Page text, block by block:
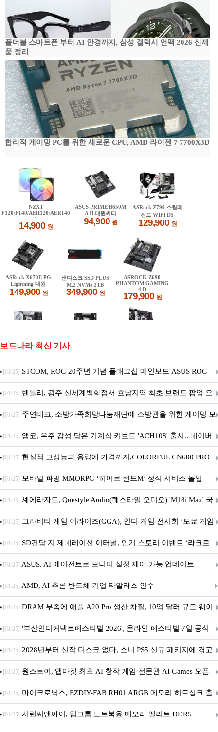
폴더블 스마트폰 부터 AI 안경까지, 삼성 갤럭시 언팩 2026 신제
품 정리
합리적 게이밍 PC를 위한 새로운 CPU, AMD 라이젠 7 7700X3D
보드나라 최신 기사
[01/25] STCOM, ROG 20주년 기념 플래그십 메인보드 ASUS ROG
Crosshair X870E EDITION 20 국내 출시 예정
[01/25] 벤틀리, 광주 신세계백화점서 호남지역 최초 브랜드 팝업 오
픈
[01/25] 주연테크, 소방가족희망나눔재단에 소방관을 위한 게이밍 모
니터·스마트 펫 침대 기부
[01/25] 앱코, 우주 감성 담은 기계식 키보드 'ACH108' 출시.. 네이버
브랜드데이 기획전 진행
[01/25] 현실적 고성능과 용량에 가격까지,COLORFUL CN600 PRO
M.2 NVMe 디앤디컴 1TB
[01/25] 모바일 파밍 MMORPG ‘히어로 랜드M’ 정식 서비스 돌입
[01/25] 셰에라자드, Questyle Audio(퀘스타일 오디오) 'M18i Max' 국
내 정식 출시
[01/25] 그라비티 게임 어라이즈(GGA), 인디 게임 전시회 ‘도쿄 게임
던전 13’ 참가!
[01/25] SD건담 지 제네레이션 이터널, 인기 스토리 이벤트 ‘라크로
아의 용사’ 재개최 및 풍성한 기념 이벤트 실시!
[01/25] ASUS, AI 에이전트로 모니터 설정 제어 가능 업데이트
[01/25] AMD, AI 추론 반도체 기업 타알라스 인수
[01/25] DRAM 부족에 애플 A20 Pro 생산 차질, 10억 달러 규모 웨이
퍼 대기
[01/25] '부산인디커넥트페스티벌 2026', 온라인 페스티벌 7일 공식
개막... 22일간 진행
[01/25] 2028년부터 신작 디스크 없다, 소니 PS5 신규 패키지에 경고
문 추가
[01/25] 원스토어, 앱마켓 최초 AI 창작 게임 전문관 AI Games 오픈
[01/25] 마이크로닉스, EZDIY-FAB RH01 ARGB 메모리 히트싱크 출
시
[01/25] 서린씨앤아이, 팀그룹 노트북용 메모리 엘리트 DDR5